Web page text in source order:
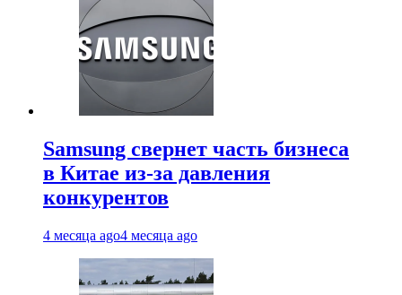
Samsung свернет часть бизнеса
в Китае из-за давления
конкурентов
4 месяца ago4 месяца ago